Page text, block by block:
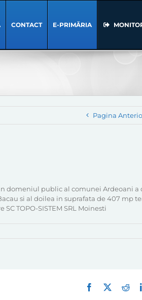
CONTACT E-PRIMĂRIA
Pagina
domeniul public al comunei Ardeoani a
si al doilea in suprafata de 407 mp
TOPO-SISTEM SRL Moinesti
Facebook